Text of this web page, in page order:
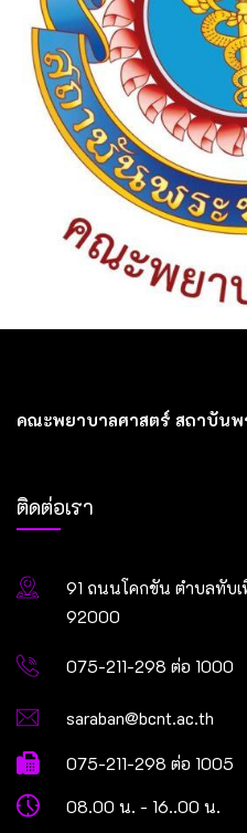
คณะพยาบาลศาสตร์ สถาบัน
ติดต่อเรา
91 ถนนโคกขัน ตำบลทับเ
92000
075-211-298 ต่อ 1000
saraban@bcnt.ac.th
075-211-298 ต่อ 1005
08.00 น. - 16..00 น.